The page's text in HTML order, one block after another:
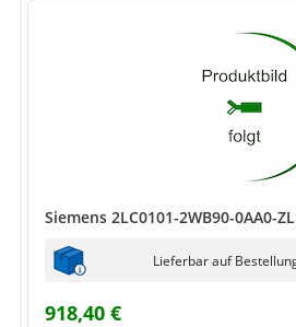
Siemens 2LC0101-2WB90-0AA0-
Lieferbar auf
918,40 €